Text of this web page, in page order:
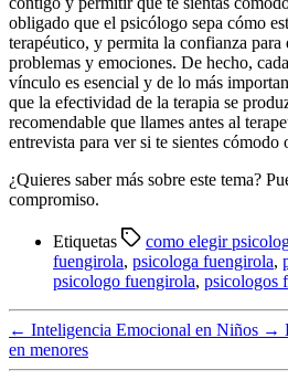
obligado que el psicólogo sepa cómo
terapéutico, y permita la confianza para
problemas y emociones. De hecho,
vínculo es esencial y de lo más
que la efectividad de la terapia se
recomendable que llames antes al
entrevista para ver si te sientes cómodo
¿Quieres saber más sobre este tema?
compromiso.
Etiquetas como elegir
fuengirola, psicologa fuengirola,
psicologo fuengirola, psicologos
← Inteligencia Emocional en Niños →
en menores